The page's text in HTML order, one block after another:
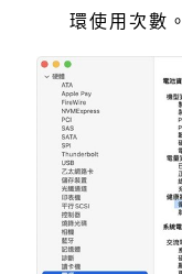
環使用次數。